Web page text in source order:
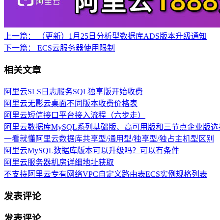
上一篇：
（更新）1月25日分析型数据库ADS版本升级通知
下一篇：
ECS云服务器使用限制
相关文章
阿里云SLS日志服务SQL独享版开始收费
阿里云无影云桌面不同版本收费价格表
阿里云短信接口平台接入流程（六步走）
阿里云数据库MySQL系列基础版、高可用版和三节点企业版
一看就懂阿里云数据库共享型/通用型/独享型/独占主机型区别
阿里云MySQL数据库版本可以升级吗？可以有条件
阿里云服务器机房详细地址获取
不支持阿里云专有网络VPC自定义路由表ECS实例规格列表
发表评论